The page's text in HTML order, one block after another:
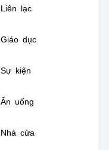
Liên lạc
Giáo dục
Sự kiện
Ăn uống
Nhà cửa